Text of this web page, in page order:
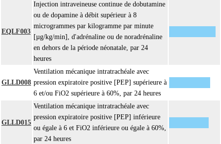
4
- décision de l'indication et choix de la technique
- pose et ablation des canules
- choix du niveau d'hypothermie
- choix du débit de CEC
- décision d'arrêt circulatoire
- décision de cardioplégie
- décision d'assistance circulatoire.
La suture d'un vaisseau inclut l'angioplastie d'élargissement.
Le pontage artériel inclut la thromboendartériectomie de contigüité.
Les actes sur le thorax, par thoracoscopie incluent l'évacuation de collection
intrathoracique associée, la pose de drain pleural et/ou péricardique.
EQLF003
Injection intraveineuse continue de dobutamine
ou de dopamine à débit supérieur à 8
microgrammes par kilogramme par minute
[µg/kg/min], d'adrénaline ou de noradrénaline
en dehors de la période néonatale, par 24
heures
GLLD008
Ventilation mécanique intratrachéale avec
pression expiratoire positive [PEP] supérieure à
6 et/ou FiO2 supérieure à 60%, par 24 heures
GLLD015
Ventilation mécanique intratrachéale avec
pression expiratoire positive [PEP] inférieure
ou égale à 6 et FiO2 inférieure ou égale à 60%,
par 24 heures